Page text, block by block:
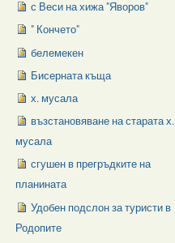
с Веси на хижа "Яворов"
" Кончето"
белемекен
Бисерната къща
х. мусала
възстановяване на старата х.
мусала
сгушен в прегръдките на
планината
Удобен подслон за туристи в
Родопите